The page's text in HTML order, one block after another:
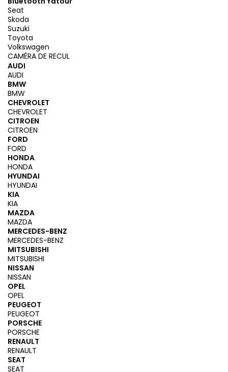
Seat
Skoda
Suzuki
Toyota
Volkswagen
CAMÉRA DE RECUL
AUDI
AUDI
BMW
BMW
CHEVROLET
CHEVROLET
CITROEN
CITROEN
FORD
FORD
HONDA
HONDA
HYUNDAI
HYUNDAI
KIA
KIA
MAZDA
MAZDA
MERCEDES-BENZ
MERCEDES-BENZ
MITSUBISHI
MITSUBISHI
NISSAN
NISSAN
OPEL
OPEL
PEUGEOT
PEUGEOT
PORSCHE
PORSCHE
RENAULT
RENAULT
SEAT
SEAT